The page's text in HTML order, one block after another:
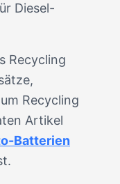
Diesel-
Recycling
Recycling
Artikel
Batterien